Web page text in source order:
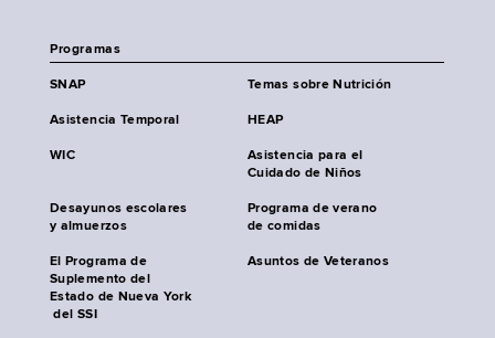
Programas
SNAP Temas sobre Nutrición
Asistencia Temporal HEAP
WIC
Asistencia para el
Cuidado de Niños
Desayunos escolares
y almuerzos
Programa de verano
de comidas
El Programa de
Suplemento del
Estado de Nueva York
del SSI
Asuntos de Veteranos